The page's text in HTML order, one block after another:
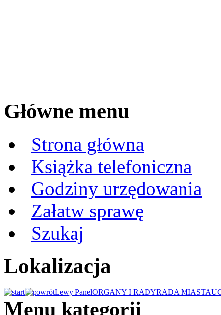
Główne menu
Strona główna
Książka telefoniczna
Godziny urzędowania
Załatw sprawę
Szukaj
Lokalizacja
Lewy PanelORGANY I RADYRADA MIASTA
Menu kategorii